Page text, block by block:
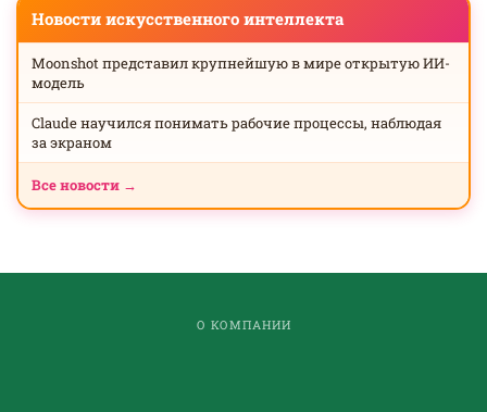
Новости искусственного интеллекта
Moonshot представил крупнейшую в мире открытую ИИ-
модель
Claude научился понимать рабочие процессы, наблюдая
за экраном
Все новости →
О КОМПАНИИ